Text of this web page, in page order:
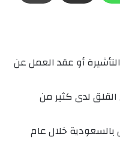
أو عقد العمل عن
لدى كثير من
بالسعودية خلال عام